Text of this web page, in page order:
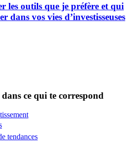
les outils que je préfère et qui
dans vos vies d’investisseuses
ce qui te correspond
tendances